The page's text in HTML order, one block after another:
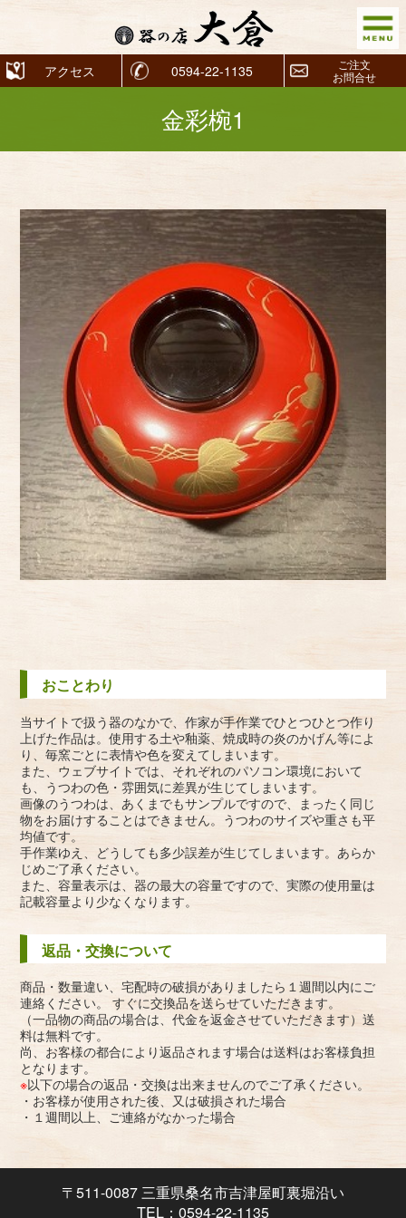
アクセス 0594-22-1135
ご注文
お問合せ
金彩椀1
おことわり
当サイトで扱う器のなかで、作家が手作業でひとつひとつ作り
上げた作品は。使用する土や釉薬、焼成時の炎のかげん等によ
り、毎窯ごとに表情や色を変えてしまいます。
また、ウェブサイトでは、それぞれのパソコン環境において
も、うつわの色・雰囲気に差異が生じてしまいます。
画像のうつわは、あくまでもサンプルですので、まったく同じ
物をお届けすることはできません。うつわのサイズや重さも平
均値です。
手作業ゆえ、どうしても多少誤差が生じてしまいます。あらか
じめご了承ください。
また、容量表示は、器の最大の容量ですので、実際の使用量は
記載容量より少なくなります。
返品・交換について
商品・数量違い、宅配時の破損がありましたら１週間以内にご
連絡ください。 すぐに交換品を送らせていただきます。
（一品物の商品の場合は、代金を返金させていただきます）送
料は無料です。
尚、お客様の都合により返品されます場合は送料はお客様負担
となります。
※以下の場合の返品・交換は出来ませんのでご了承ください。
・お客様が使用された後、又は破損された場合
・１週間以上、ご連絡がなかった場合
〒511-0087 三重県桑名市吉津屋町裏堀沿い
TEL：0594-22-1135